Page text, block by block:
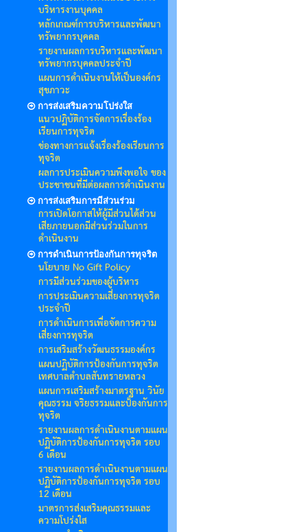
บริหารงานบุคคล
หลักเกณฑ์การบริหารและพัฒนา
ทรัพยากรบุคคล
รายงานผลการบริหารและพัฒนา
ทรัพยากรบุคคลประจำปี
แผนการดำเนินงานให้เป็นองค์กร
สุขภาวะ
การส่งเสริมความโปร่งใส
แนวปฏิบัติการจัดการเรื่องร้อง
เรียนการทุจริต
ช่องทางการแจ้งเรื่องร้องเรียนการ
ทุจริต
ผลการประเมินความพึงพอใจ ของ
ประชาชนที่มีต่อผลการดำเนินงาน
การส่งเสริมการมีส่วนร่วม
การเปิดโอกาสให้ผู้มีส่วนได้ส่วน
เสียภายนอกมีส่วนร่วมในการ
ดำเนินงาน
การดำเนินการป้องกันการทุจริต
นโยบาย No Gift Policy
การมีส่วนร่วมของผู้บริหาร
การประเมินความเสี่ยงการทุจริต
ประจำปี
การดำเนินการเพื่อจัดการความ
เสี่ยงการทุจริต
การเสริมสร้างวัฒนธรรมองค์กร
แผนปฏิบัติการป้องกันการทุจริต
เทศบาลตำบลสันทรายหลวง
แผนการเสริมสร้างมาตรฐาน วินัย
คุณธรรม จริยธรรมและป้องกันการ
ทุจริต
รายงานผลการดำเนินงานตามแผน
ปฏิบัติการป้องกันการทุจริต รอบ
6 เดือน
รายงานผลการดำเนินงานตามแผน
ปฏิบัติการป้องกันการทุจริต รอบ
12 เดือน
มาตรการส่งเสริมคุณธรรมและ
ความโปร่งใส